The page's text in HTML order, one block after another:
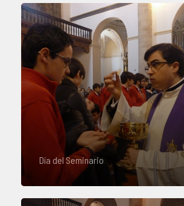
Día del Seminario